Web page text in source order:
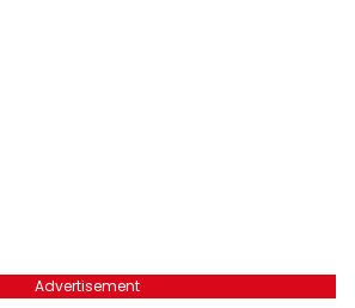
Advertisement